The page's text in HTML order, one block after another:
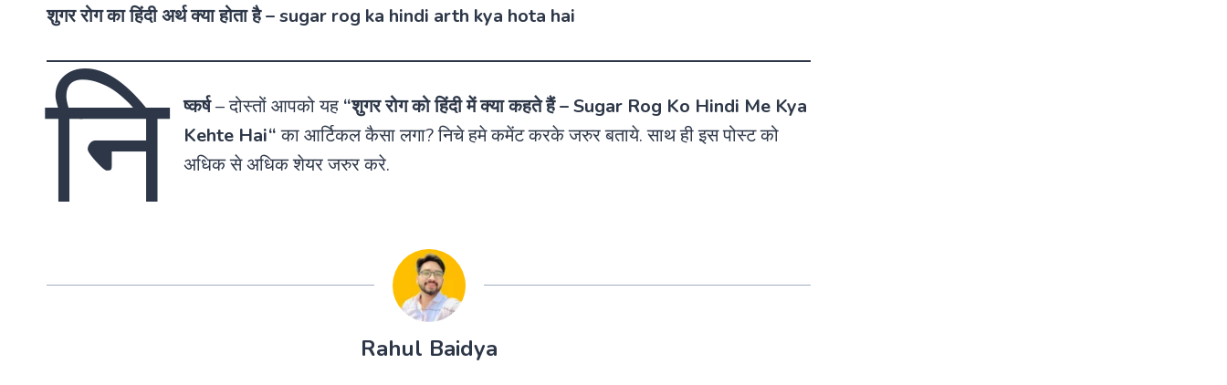
शुगर रोग का हिंदी अर्थ क्या होता है – sugar rog ka hindi arth kya hota hai
नि ष्कर्ष–दोस्तों आपको यह“शुगर रोग को हिंदी में क्या कहते हैं–Sugar Rog Ko Hindi Me Kya
Kehte Hai“का आर्टिकल कैसा लगा? निचे हमे कमेंट करके जरुर बताये. साथ ही इस पोस्ट को
अधिक से अधिक शेयर जरुर करे.
Rahul Baidya